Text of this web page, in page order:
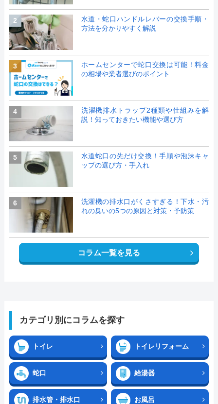
2
水道・蛇口ハンドルレバーの交換手順・
方法を分かりやすく解説
3
ホームセンターで蛇口交換は可能！料金
の相場や業者選びのポイント
4
洗濯機排水トラップ2種類や仕組みを解
説！知っておきたい機能や選び方
5
水道蛇口の先だけ交換！手順や泡沫キャ
ップの選び方・手入れ
6
洗濯機の排水口がくさすぎる！下水・汚
れの臭いの5つの原因と対策・予防策
コラム一覧を見る
カテゴリ別にコラムを探す
トイレ トイレリフォーム
蛇口 給湯器
排水管・排水口 お風呂